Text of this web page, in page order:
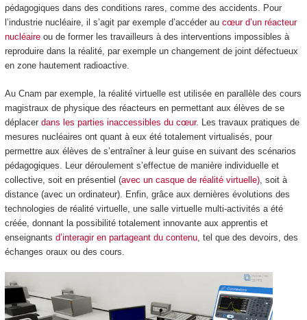
pédagogiques dans des conditions rares, comme des accidents. Pour
l’industrie nucléaire, il s’agit par exemple d’accéder au cœur d’un réacteur
nucléaireou de former les travailleurs à des interventions impossibles à
reproduire dans la réalité, par exemple un changement de joint défectueux
en zone hautement radioactive.
Au Cnam par exemple, la réalité virtuelle est utilisée en parallèle des cours
magistraux de physique des réacteurs en permettant aux élèves de se
déplacer dans les parties inaccessibles du cœur. Les travaux pratiques de
mesures nucléaires ont quant à eux été totalement virtualisés, pour
permettre aux élèves de s’entraîner à leur guise en suivant des scénarios
pédagogiques. Leur déroulement s’effectue de manière individuelle et
collective, soit en présentiel (avec un casque de réalité virtuelle), soit à
distance (avec un ordinateur). Enfin, grâce aux dernières évolutions des
technologies de réalité virtuelle, une salle virtuelle multi-activités a été
créée, donnant la possibilité totalement innovante aux apprentis et
enseignants d’interagir en partageant du contenu, tel que des devoirs, des
échanges oraux ou des cours.